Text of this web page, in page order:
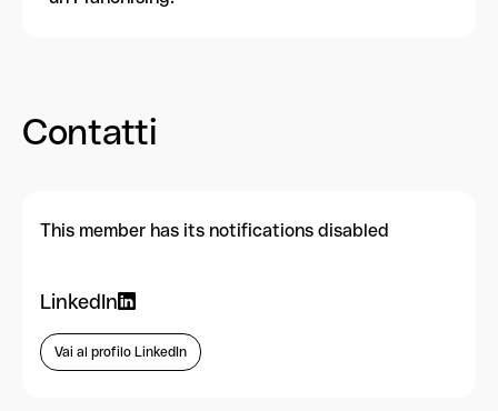
Contatti
This member has its notifications disabled
LinkedIn
Vai al profilo LinkedIn